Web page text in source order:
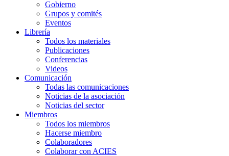
Gobierno
Grupos y comités
Eventos
Librería
Todos los materiales
Publicaciones
Conferencias
Videos
Comunicación
Todas las comunicaciones
Noticias de la asociación
Noticias del sector
Miembros
Todos los miembros
Hacerse miembro
Colaboradores
Colaborar con ACIES